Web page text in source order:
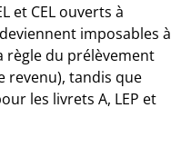
et CEL ouverts à
imposables à
règle du prélèvement
revenu), tandis que
les livrets A, LEP et